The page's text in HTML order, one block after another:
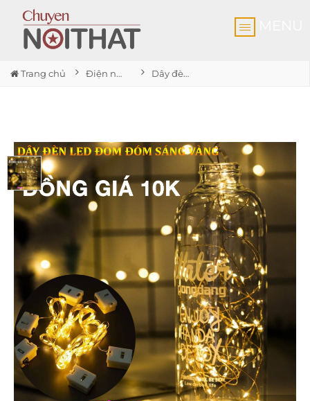
Trang chủ Điện nước gia dụng Nhơn Trạch Dây đèn led đom đóm dùng pin dài hơn 3m Có sẵn 3 cục pin